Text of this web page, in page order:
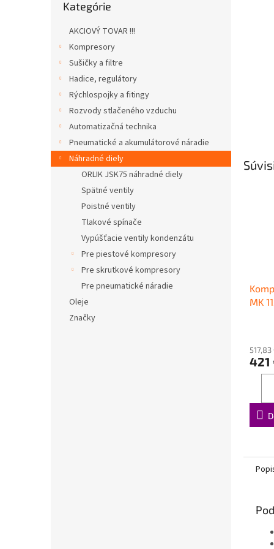
kategórie
Kategórie
AKCIOVÝ TOVAR !!!
Kompresory
Sušičky a filtre
Hadice, regulátory
Rýchlospojky a fitingy
Rozvody stlačeného vzduchu
Automatizačná technika
Pneumatické a akumulátorové náradie
Náhradné diely
ORLIK JSK75 náhradné diely
Spätné ventily
Poistné ventily
Tlakové spínače
Vypúšťacie ventily kondenzátu
Pre piestové kompresory
Pre skrutkové kompresory
Pre pneumatické náradie
Oleje
Značky
MK
421